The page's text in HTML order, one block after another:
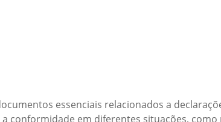
essenciais relacionados a
conformidade em diferentes situações,